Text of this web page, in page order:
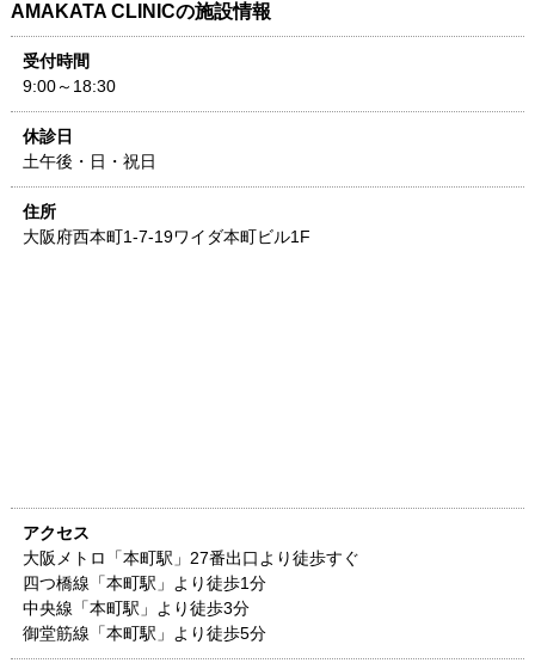
AMAKATA CLINICの施設情報
受付時間
9:00～18:30
休診日
土午後・日・祝日
住所
大阪府西本町1-7-19ワイダ本町ビル1F
アクセス
大阪メトロ「本町駅」27番出口より徒歩すぐ
四つ橋線「本町駅」より徒歩1分
中央線「本町駅」より徒歩3分
御堂筋線「本町駅」より徒歩5分